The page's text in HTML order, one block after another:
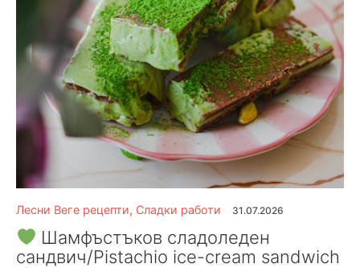
Лесни Веге рецепти, Сладки работи 31.07.2026
Шамфъстъков сладоледен
сандвич/Pistachio ice-cream sandwich